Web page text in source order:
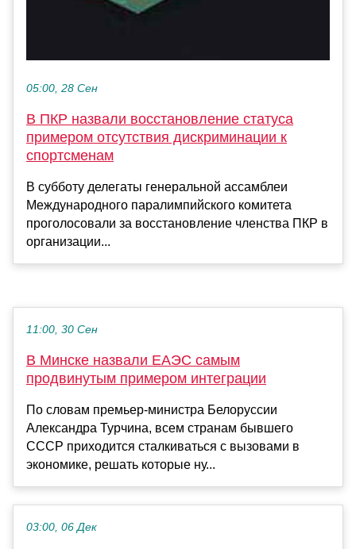
05:00, 28 Сен
В ПКР назвали восстановление статуса
примером отсутствия дискриминации к
спортсменам
В субботу делегаты генеральной ассамблеи
Международного паралимпийского комитета
проголосовали за восстановление членства ПКР в
организации...
11:00, 30 Сен
В Минске назвали ЕАЭС самым
продвинутым примером интеграции
По словам премьер-министра Белоруссии
Александра Турчина, всем странам бывшего
СССР приходится сталкиваться с вызовами в
экономике, решать которые ну...
03:00, 06 Дек